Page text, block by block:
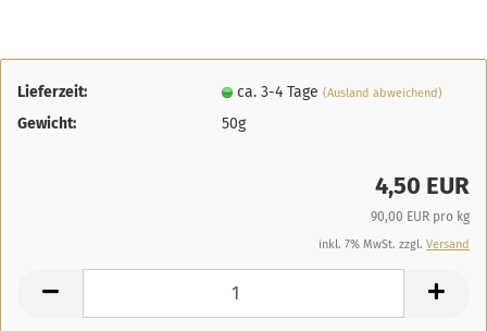
Lieferzeit: ca. 3-4 Tage(Ausland abweichend)
Gewicht: 50g
4,50 EUR
90,00 EUR pro kg
inkl. 7% MwSt. zzgl. Versand